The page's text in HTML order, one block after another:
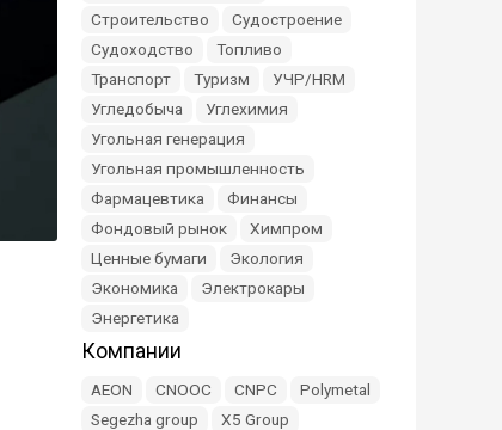
Строительство
Судостроение
Судоходство
Топливо
Транспорт
Туризм
УЧР/HRM
Угледобыча
Углехимия
Угольная генерация
Угольная промышленность
Фармацевтика
Финансы
Фондовый рынок
Химпром
Ценные бумаги
Экология
Экономика
Электрокары
Энергетика
Компании
AEON CNOOC CNPC
Polymetal
Segezha group
X5 Group